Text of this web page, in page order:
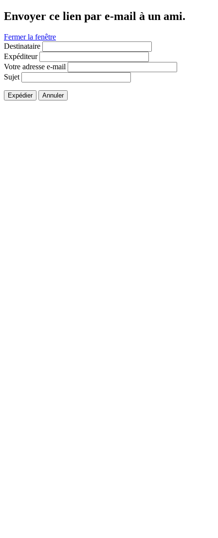
Envoyer ce lien par e-mail à un ami.
Fermer la fenêtre
Destinataire
Expéditeur
Votre adresse e-mail
Sujet
Expédier Annuler